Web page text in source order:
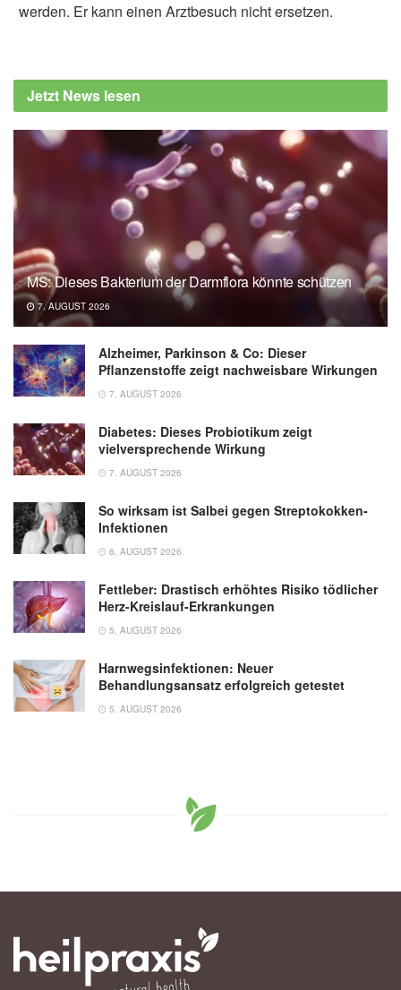
Zheng, Dongtao Luo, Qianji Chen, Fufu
Zeng, Jiao Chen, Yanfei Jia, Yihuai Zou:
Post-Stroke Motor Recovery: A Randomized
Multimodal MRI Trial; in: CNS Neuroscience
& Therapeutics (veröffentlicht 03.06.2026),
onlinelibrary.wiley.com
Wiley: How does acupuncture affect motor
function after a stroke? (veröffentlicht
03.06.2026),eurekalert.org
werden. Er kann einen Arztbesuch nicht ersetzen.
Jetzt News lesen
MS: Dieses Bakterium der Darmflora könnte schützen
7. AUGUST 2026
Alzheimer, Parkinson & Co: Dieser
Pflanzenstoffe zeigt nachweisbare Wirkungen
7. AUGUST 2026
Diabetes: Dieses Probiotikum zeigt
vielversprechende Wirkung
7. AUGUST 2026
So wirksam ist Salbei gegen Streptokokken-
Infektionen
6. AUGUST 2026
Fettleber: Drastisch erhöhtes Risiko tödlicher
Herz-Kreislauf-Erkrankungen
5. AUGUST 2026
Harnwegsinfektionen: Neuer
Behandlungsansatz erfolgreich getestet
5. AUGUST 2026